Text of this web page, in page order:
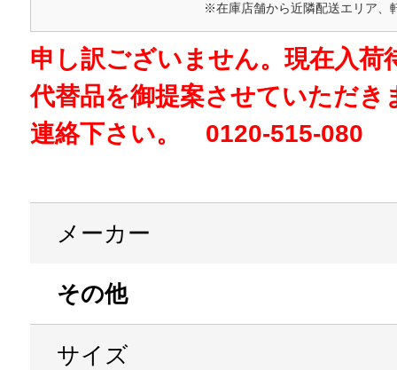
※在庫店舗から近隣配送エリア、
申し訳ございません。現在入荷
代替品を御提案させていただき
連絡下さい。 0120-515-080
メーカー
その他
サイズ